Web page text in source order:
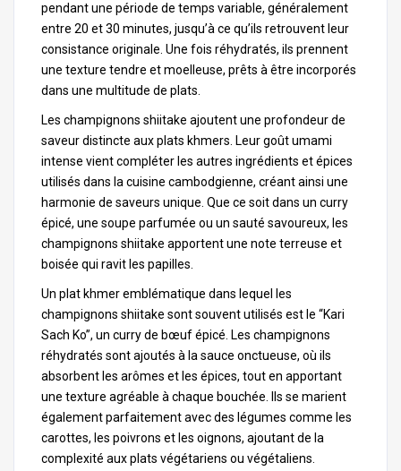
pendant une période de temps variable, généralement
entre 20 et 30 minutes, jusqu’à ce qu’ils retrouvent leur
consistance originale. Une fois réhydratés, ils prennent
une texture tendre et moelleuse, prêts à être incorporés
dans une multitude de plats.
Les champignons shiitake ajoutent une profondeur de
saveur distincte aux plats khmers. Leur goût umami
intense vient compléter les autres ingrédients et épices
utilisés dans la cuisine cambodgienne, créant ainsi une
harmonie de saveurs unique. Que ce soit dans un curry
épicé, une soupe parfumée ou un sauté savoureux, les
champignons shiitake apportent une note terreuse et
boisée qui ravit les papilles.
Un plat khmer emblématique dans lequel les
champignons shiitake sont souvent utilisés est le “Kari
Sach Ko”, un curry de bœuf épicé. Les champignons
réhydratés sont ajoutés à la sauce onctueuse, où ils
absorbent les arômes et les épices, tout en apportant
une texture agréable à chaque bouchée. Ils se marient
également parfaitement avec des légumes comme les
carottes, les poivrons et les oignons, ajoutant de la
complexité aux plats végétariens ou végétaliens.